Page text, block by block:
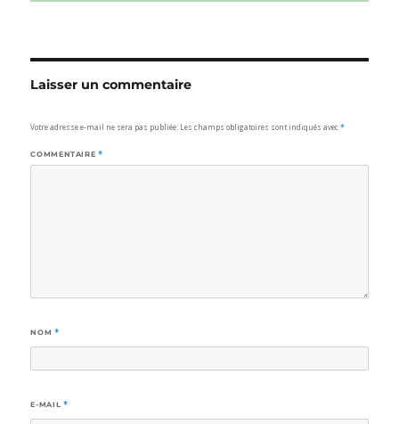
Laisser un commentaire
Votre adresse e-mail ne sera pas publiée. Les champs obligatoires sont indiqués avec*
COMMENTAIRE *
NOM *
E-MAIL *